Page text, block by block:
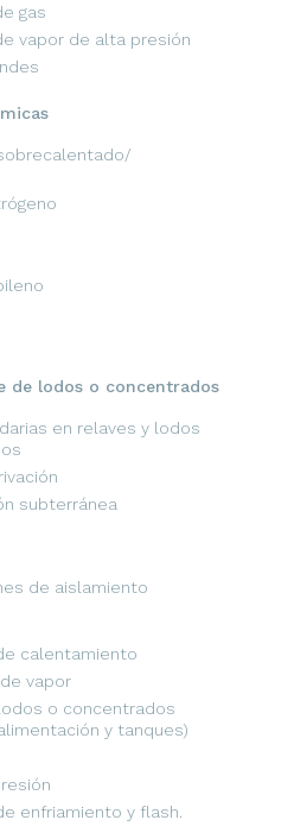
gas
vapor de alta presión
de lodos o concentrados
en relaves y lodos
subterránea
de aislamiento
calentamiento
vapor
o concentrados
y tanques)
enfriamiento y flash.